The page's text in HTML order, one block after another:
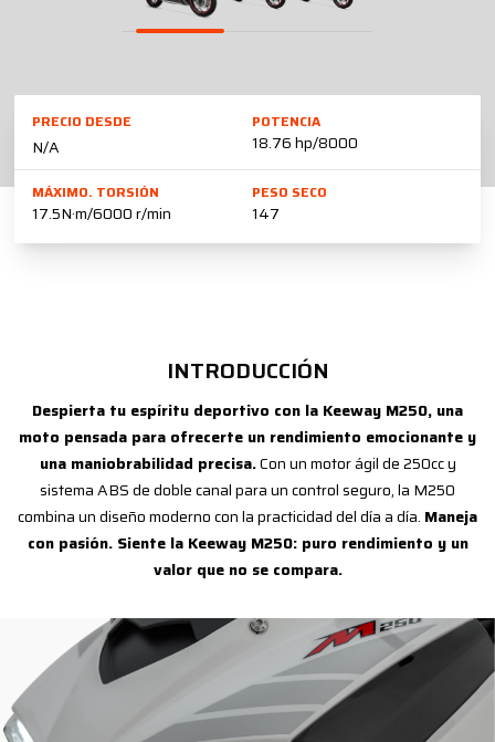
PRECIO DESDE
N/A
POTENCIA
18.76 hp/8000
MÁXIMO. TORSIÓN
17.5N·m/6000 r/min
PESO SECO
147
INTRODUCCIÓN
Despierta tu espíritu deportivo con la Keeway M250, una
moto pensada para ofrecerte un rendimiento emocionante y
una maniobrabilidad precisa.Con un motor ágil de 250cc y
sistema ABS de doble canal para un control seguro, la M250
combina un diseño moderno con la practicidad del día a día. Maneja
con pasión. Siente la Keeway M250: puro rendimiento y un
valor que no se compara.